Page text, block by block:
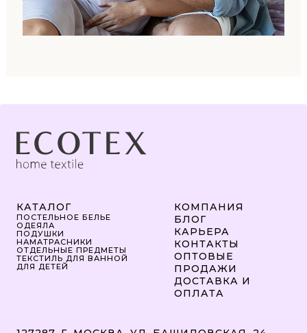
КАТАЛОГ
ПОСТЕЛЬНОЕ БЕЛЬЕ
ОДЕЯЛА
ПОДУШКИ
НАМАТРАСНИКИ
ОТДЕЛЬНЫЕ ПРЕДМЕТЫ
ТЕКСТИЛЬ ДЛЯ ВАННОЙ
ДЛЯ ДЕТЕЙ
КОМПАНИЯ
БЛОГ
КАРЬЕРА
КОНТАКТЫ
ОПТОВЫЕ
ПРОДАЖИ
ДОСТАВКА И
ОПЛАТА